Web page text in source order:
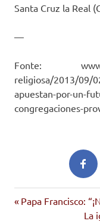
Santa Cruz la Real
—
Fonte:
religiosa/2013/09/
apuestan-por-un-
congregaciones-
Entrada
Papa Francisco:
La